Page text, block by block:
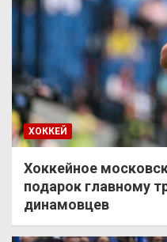
ХОККЕЙ
Хоккейное
подарок главному
динамовцев